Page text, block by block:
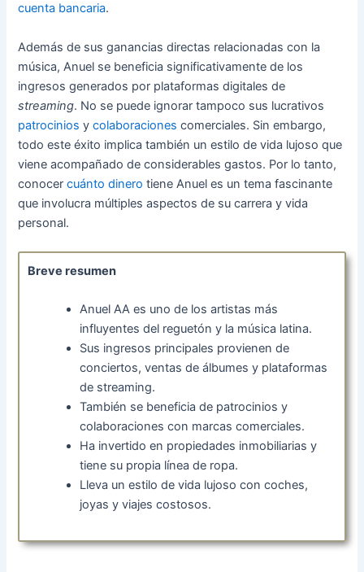
cuenta bancaria.
Además de sus ganancias directas relacionadas con la
música, Anuel se beneficia significativamente de los
ingresos generados por plataformas digitales de
streaming. No se puede ignorar tampoco sus lucrativos
patrocinios ycolaboraciones comerciales. Sin embargo,
todo este éxito implica también un estilo de vida lujoso que
viene acompañado de considerables gastos. Por lo tanto,
conocercuánto dinero tiene Anuel es un tema fascinante
que involucra múltiples aspectos de su carrera y vida
personal.
Breve resumen
Anuel AA es uno de los artistas más
influyentes del reguetón y la música latina.
Sus ingresos principales provienen de
conciertos, ventas de álbumes y plataformas
de streaming.
También se beneficia de patrocinios y
colaboraciones con marcas comerciales.
Ha invertido en propiedades inmobiliarias y
tiene su propia línea de ropa.
Lleva un estilo de vida lujoso con coches,
joyas y viajes costosos.